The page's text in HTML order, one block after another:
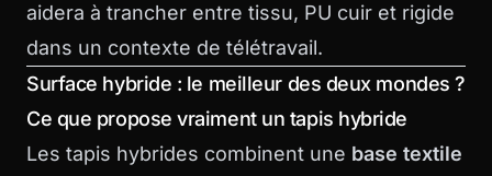
aidera à trancher entre tissu, PU cuir et rigide
dans un contexte de télétravail.
Surface hybride : le meilleur des deux mondes ?
Ce que propose vraiment un tapis hybride
Les tapis hybrides combinent une base textile